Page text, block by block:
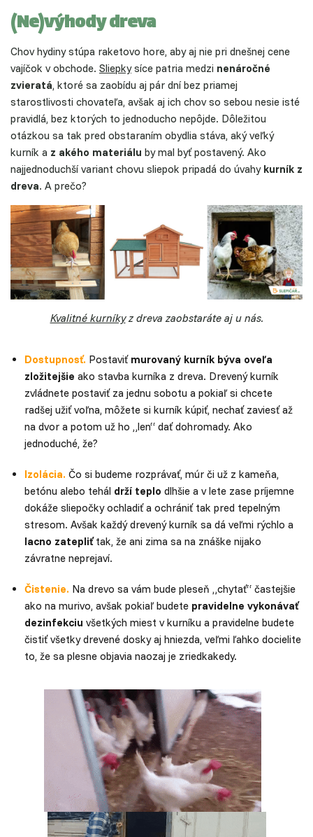
(Ne)výhody dreva
Chov hydiny stúpa raketovo hore, aby aj nie pri dnešnej cene
vajíčok v obchode. Sliepkysíce patria medzi nenáročné
zvieratá, ktoré sa zaobídu aj pár dní bez priamej
starostlivosti chovateľa, avšak aj ich chov so sebou nesie isté
pravidlá, bez ktorých to jednoducho nepôjde. Dôležitou
otázkou sa tak pred obstaraním obydlia stáva, aký veľký
kurník a z akého materiálu by mal byť postavený. Ako
najjednoduchší variant chovu sliepok pripadá do úvahy kurník z
dreva. A prečo?
Kvalitné kurníkyz dreva zaobstaráte aj u nás.
Dostupnosť. Postaviť murovaný kurník býva oveľa
zložitejšie ako stavba kurníka z dreva. Drevený kurník
zvládnete postaviť za jednu sobotu a pokiaľ si chcete
radšej užiť voľna, môžete si kurník kúpiť, nechať zaviesť až
na dvor a potom už ho „len“ dať dohromady. Ako
jednoduché, že?
Izolácia. Čo si budeme rozprávať, múr či už z kameňa,
betónu alebo tehál drží teplo dlhšie a v lete zase príjemne
dokáže sliepočky ochladiť a ochrániť tak pred tepelným
stresom. Avšak každý drevený kurník sa dá veľmi rýchlo a
lacno zatepliťtak, že ani zima sa na znáške nijako
závratne neprejaví.
Čistenie. Na drevo sa vám bude pleseň „chytať“ častejšie
ako na murivo, avšak pokiaľ budete pravidelne vykonávať
dezinfekciu všetkých miest v kurníku a pravidelne budete
čistiť všetky drevené dosky aj hniezda, veľmi ľahko docielite
to, že sa plesne objavia naozaj je zriedkakedy.